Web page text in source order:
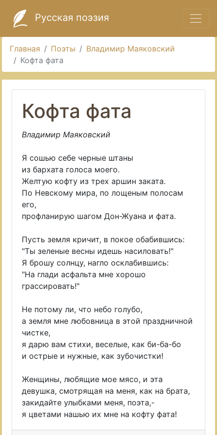
Русская поэзия
Главная Поэты
Владимир Маяковский
Кофта фата
Кофта фата
Владимир Маяковский
Я сошью себе черные штаны
из бархата голоса моего.
Желтую кофту из трех аршин заката.
По Невскому мира, по лощеным полосам
его,
профланирую шагом Дон-Жуана и фата.
Пусть земля кричит, в покое обабившись:
"Ты зеленые весны идешь насиловать!"
Я брошу солнцу, нагло осклабившись:
"На глади асфальта мне хорошо
грассировать!"
Не потому ли, что небо голубо,
а земля мне любовница в этой праздничной
чистке,
я дарю вам стихи, веселые, как би-ба-бо
и острые и нужные, как зубочистки!
Женщины, любящие мое мясо, и эта
девушка, смотрящая на меня, как на брата,
закидайте улыбками меня, поэта,-
я цветами нашью их мне на кофту фата!